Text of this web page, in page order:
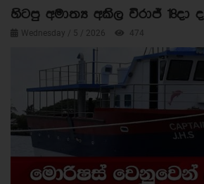
හිටපු අමාත්‍ය අකිල විරාජ් 18දා
Wednesday / 5 / 2026 474